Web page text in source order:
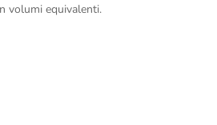
volumi equivalenti.